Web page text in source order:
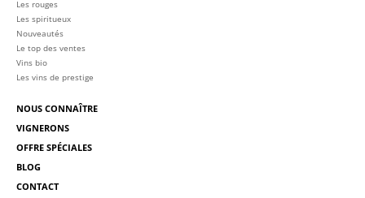
Les rouges
Les spiritueux
Nouveautés
Le top des ventes
Vins bio
Les vins de prestige
NOUS CONNAÎTRE
VIGNERONS
OFFRE SPÉCIALES
BLOG
CONTACT